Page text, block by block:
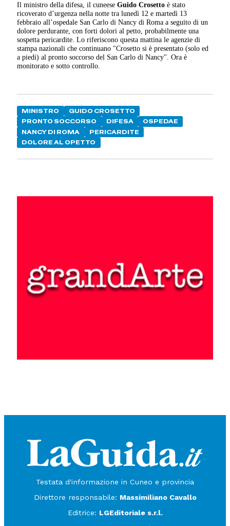
Il ministro della difesa, il cuneeseGuido Crosetto è stato
ricoverato d’urgenza nella notte tra lunedì 12 e martedì 13
febbraio all’ospedale San Carlo di Nancy di Roma a seguito di un
dolore perdurante, con forti dolori al petto, probabilmente una
sospetta pericardite. Lo riferiscono questa mattina le agenzie di
stampa nazionali che continuano "Crosetto si è presentato (solo ed
a piedi) al pronto soccorso del San Carlo di Nancy". Ora è
monitorato e sotto controllo.
MINISTRO
GUIDO CROSETTO
PRONTO SOCCORSO
DIFESA
OSPEDAE
NANCY DI ROMA
PERICARDITE
DOLORE AL OPETTO
Testata d'informazione in Cuneo e provincia
Direttore responsabile: Massimiliano Cavallo
Editrice: LGEditoriale s.r.l.